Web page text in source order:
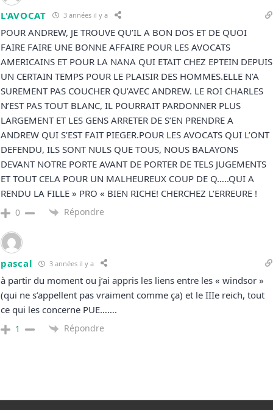
L'AVOCAT 3 années il y a
POUR ANDREW, JE TROUVE QU’IL A BON DOS ET DE QUOI
FAIRE FAIRE UNE BONNE AFFAIRE POUR LES AVOCATS
AMERICAINS ET POUR LA NANA QUI ETAIT CHEZ EPTEIN DEPUIS
UN CERTAIN TEMPS POUR LE PLAISIR DES HOMMES.ELLE N’A
SUREMENT PAS COUCHER QU’AVEC ANDREW. LE ROI CHARLES
N’EST PAS TOUT BLANC, IL POURRAIT PARDONNER PLUS
LARGEMENT ET LES GENS ARRETER DE S’EN PRENDRE A
ANDREW QUI S’EST FAIT PIEGER.POUR LES AVOCATS QUI L’ONT
DEFENDU, ILS SONT NULS QUE TOUS, NOUS BALAYONS
DEVANT NOTRE PORTE AVANT DE PORTER DE TELS JUGEMENTS
ET TOUT CELA POUR UN MALHEUREUX COUP DE Q…..QUI A
RENDU LA FILLE » PRO « BIEN RICHE! CHERCHEZ L’ERREURE !
0 Répondre
pascal 3 années il y a
à partir du moment ou j’ai appris les liens entre les « windsor »
(qui ne s’appellent pas vraiment comme ça) et le IIIe reich, tout
ce qui les concerne PUE…….
1 Répondre